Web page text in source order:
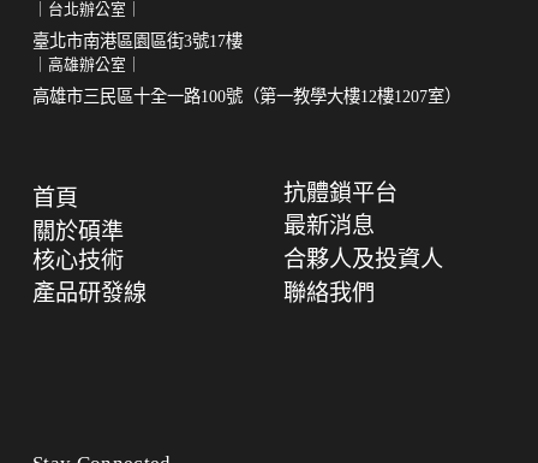
｜台北辦公室｜
臺北市南港區園區街3號17樓
｜高雄辦公室｜
高雄市三民區十全一路100號（第一教學大樓12樓1207室）
首頁
關於碩準
核心技術
產品研發線
抗體鎖平台
最新消息
合夥人及投資人
聯絡我們